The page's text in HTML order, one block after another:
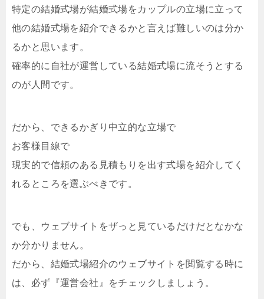
特定の結婚式場が結婚式場をカップルの立場に立って
他の結婚式場を紹介できるかと言えば難しいのは分か
るかと思います。
確率的に自社が運営している結婚式場に流そうとする
のが人間です。
だから、できるかぎり中立的な立場で
お客様目線で
現実的で信頼のある見積もりを出す式場を紹介してく
れるところを選ぶべきです。
でも、ウェブサイトをザっと見ているだけだとなかな
か分かりません。
だから、結婚式場紹介のウェブサイトを閲覧する時に
は、必ず『運営会社』をチェックしましょう。